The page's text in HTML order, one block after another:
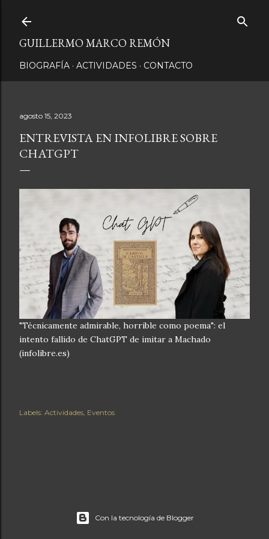
GUILLERMO MARCO REMÓN
BIOGRAFÍA ACTIVIDADES CONTACTO
agosto 15, 2023
ENTREVISTA EN INFOLIBRE SOBRE
CHATGPT
"Técnicamente admirable, horrible como poema": el
intento fallido de ChatGPT de imitar a Machado
(infolibre.es)
Labels: Actividades Eventos
Con la tecnología de Blogger